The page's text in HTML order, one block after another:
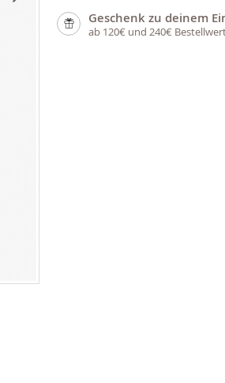
Geschenk zu deinem
ab 120€ und 240€